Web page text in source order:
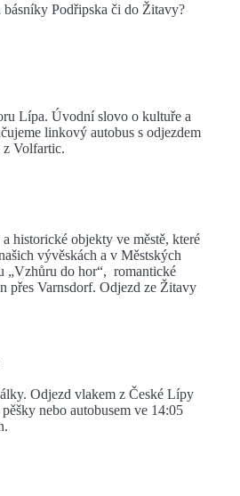
Podřipska či do Žitavy?
Lípa. Úvodní slovo o kultuře a
linkový autobus s odjezdem
z Volfartic.
historické objekty ve městě, které
vývěskách a v Městských
„Vzhůru do hor“, romantické
přes Varnsdorf. Odjezd ze Žitavy
Odjezd vlakem z České Lípy
nebo autobusem ve 14:05